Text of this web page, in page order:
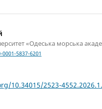
«Одеська морська
5837-6201
10.34015/2523-